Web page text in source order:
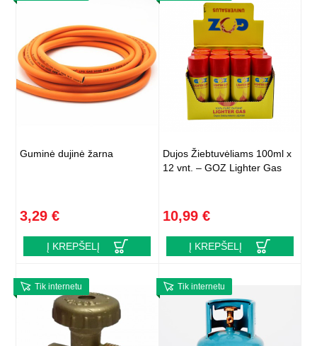
Guminė dujinė žarna
3,29 €
Į KREPŠELĮ
Dujos Žiebtuvėliams 100ml x
12 vnt. – GOZ Lighter Gas
10,99 €
Į KREPŠELĮ
Tik internetu Tik internetu